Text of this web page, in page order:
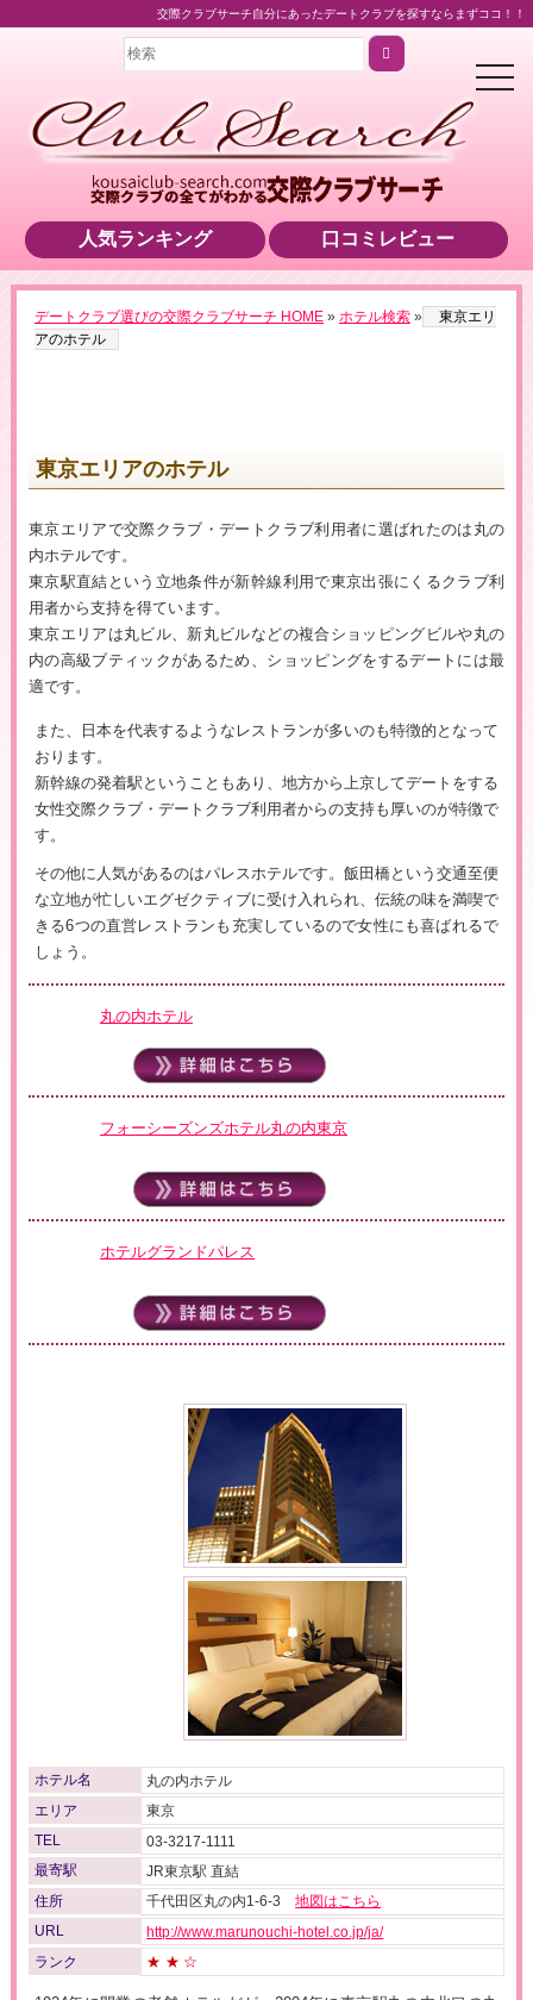
交際クラブサーチ自分にあったデートクラブを探すならまずココ！！
t
o
i
a
t
i
o
人気ランキング 口コミレビュー
デートクラブ選びの交際クラブサーチ HOME » ホテル検索 »
東京エリ
アのホテル
東京エリアのホテル
東京エリアで交際クラブ・デートクラブ利用者に選ばれたのは丸の
内ホテルです。
東京駅直結という立地条件が新幹線利用で東京出張にくるクラブ利
用者から支持を得ています。
東京エリアは丸ビル、新丸ビルなどの複合ショッピングビルや丸の
内の高級ブティックがあるため、ショッピングをするデートには最
適です。
また、日本を代表するようなレストランが多いのも特徴的となって
おります。
新幹線の発着駅ということもあり、地方から上京してデートをする
女性交際クラブ・デートクラブ利用者からの支持も厚いのが特徴で
す。
その他に人気があるのはパレスホテルです。飯田橋という交通至便
な立地が忙しいエグゼクティブに受け入れられ、伝統の味を満喫で
きる6つの直営レストランも充実しているので女性にも喜ばれるで
しょう。
丸の内ホテル
フォーシーズンズホテル丸の内東京
ホテルグランドパレス
ホテル名
丸の内ホテル
エリア
東京
TEL
03-3217-1111
最寄駅
JR東京駅 直結
住所
千代田区丸の内1-6-3地図はこちら
URL
http://www.marunouchi-hotel.co.jp/ja/
ランク
★★☆